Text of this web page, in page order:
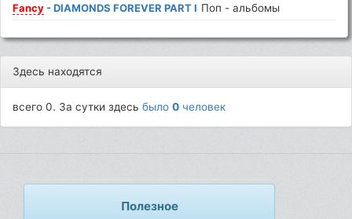
Fancy - DIAMONDS FOREVER PART I Поп - альбомы
Здесь находятся
всего 0. За сутки здесьбыло0 человек
Полезное